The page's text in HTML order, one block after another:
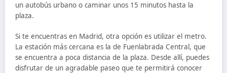
un autobús urbano o caminar unos 15 minutos hasta la
plaza.
Si te encuentras en Madrid, otra opción es utilizar el metro.
La estación más cercana es la de Fuenlabrada Central, que
se encuentra a poca distancia de la plaza. Desde allí, puedes
disfrutar de un agradable paseo que te permitirá conocer